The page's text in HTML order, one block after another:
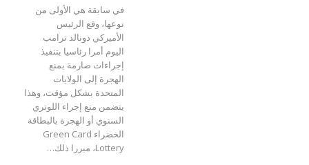
في سابقة هي الأولى من
نوعها، وقع الرئيس
الأميركي دونالد ترامب
اليوم أمرا رئاسيا بتنفيذ
إجراءات صارمة بمنع
الهجرة إلى الولايات
المتحدة بشكل مؤقت، وهذا
يتضمن منع إجراء اللوتري
السنوي أو الهجرة بالبطاقة
الخضراء Green Card
Lottery، مبررا ذلك…